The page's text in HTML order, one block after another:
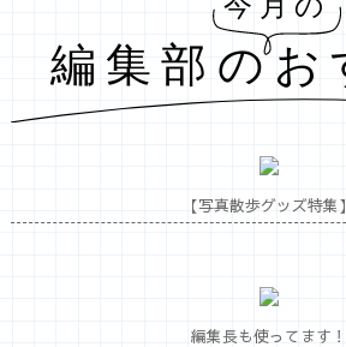
【写真散歩グッズ特集】
編集長も使ってます！